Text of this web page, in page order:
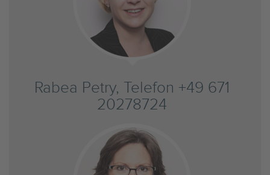
Rabea Petry, Telefon +49 671
20278724